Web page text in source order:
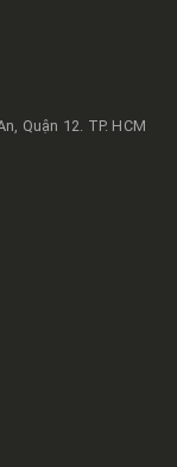
Quận 12. TP. HCM